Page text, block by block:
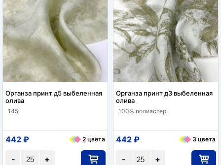
Органза принт д5 выбеленная
олива
145
+
-
442 ₽ 2 цвета
Органза принт д3 выбеленная
олива
100% полиэстер
+
-
442 ₽ 3 цвета